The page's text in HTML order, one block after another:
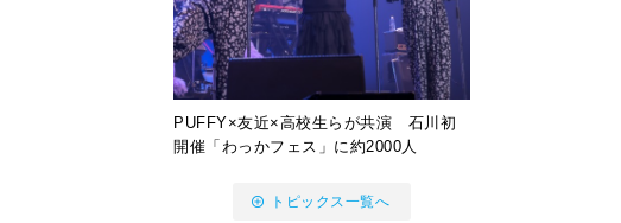
PUFFY×友近×高校生らが共演 石川初
開催「わっかフェス」に約2000人
トピックス一覧へ